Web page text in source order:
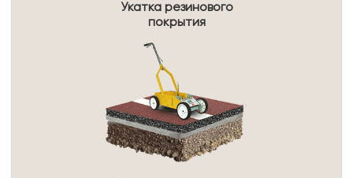
Укатка резинового
покрытия